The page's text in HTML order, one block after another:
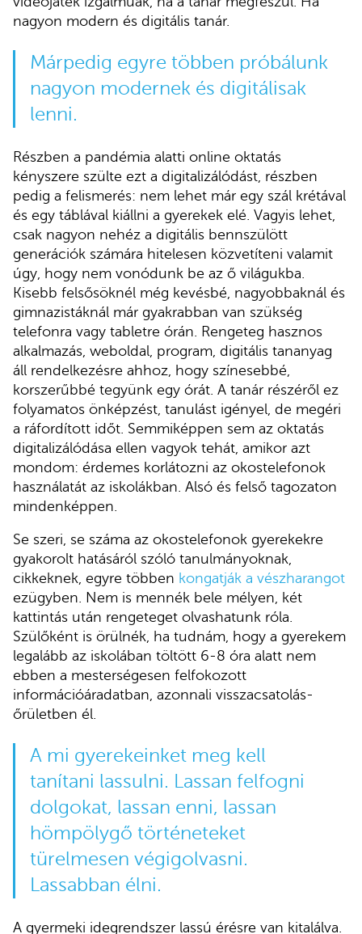
nagyon modern és digitális tanár.
Márpedig egyre többen próbálunk
nagyon modernek és digitálisak
lenni.
Részben a pandémia alatti online oktatás
kényszere szülte ezt a digitalizálódást, részben
pedig a felismerés: nem lehet már egy szál krétával
és egy táblával kiállni a gyerekek elé. Vagyis lehet,
csak nagyon nehéz a digitális bennszülött
generációk számára hitelesen közvetíteni valamit
úgy, hogy nem vonódunk be az ő világukba.
Kisebb felsősöknél még kevésbé, nagyobbaknál és
gimnazistáknál már gyakrabban van szükség
telefonra vagy tabletre órán. Rengeteg hasznos
alkalmazás, weboldal, program, digitális tananyag
áll rendelkezésre ahhoz, hogy színesebbé,
korszerűbbé tegyünk egy órát. A tanár részéről ez
folyamatos önképzést, tanulást igényel, de megéri
a ráfordított időt. Semmiképpen sem az oktatás
digitalizálódása ellen vagyok tehát, amikor azt
mondom: érdemes korlátozni az okostelefonok
használatát az iskolákban. Alsó és felső tagozaton
mindenképpen.
Se szeri, se száma az okostelefonok gyerekekre
gyakorolt hatásáról szóló tanulmányoknak,
cikkeknek, egyre többen kongatják a vészharangot
ezügyben. Nem is mennék bele mélyen, két
kattintás után rengeteget olvashatunk róla.
Szülőként is örülnék, ha tudnám, hogy a gyerekem
legalább az iskolában töltött 6-8 óra alatt nem
ebben a mesterségesen felfokozott
információáradatban, azonnali visszacsatolás-
őrületben él.
A mi gyerekeinket meg kell
tanítani lassulni. Lassan felfogni
dolgokat, lassan enni, lassan
hömpölygő történeteket
türelmesen végigolvasni.
Lassabban élni.
A gyermeki idegrendszer lassú érésre van kitalálva.